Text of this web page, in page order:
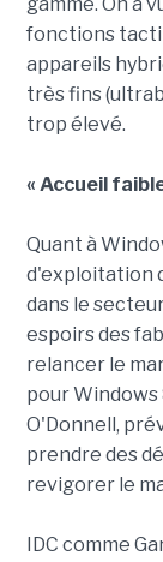
gamme. On a
fonctions
appareils
très fins
trop élevé.
« Accueil
Quant à
d'exploitation
dans le
espoirs des
relancer le
pour Windows
O'Donnell,
prendre des
revigorer le
IDC comme